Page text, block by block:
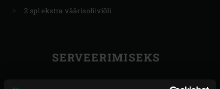
2 spl ekstra väärisoliiviõli
SERVEERIMISEKS